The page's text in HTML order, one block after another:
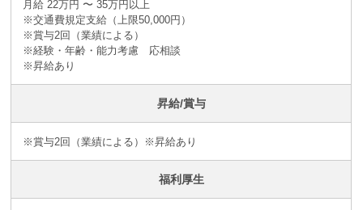
月給 22万円 〜 35万円以上
※交通費規定支給（上限50,000円）
※賞与2回（業績による）
※経験・年齢・能力考慮 応相談
※昇給あり
昇給/賞与
※賞与2回（業績による）※昇給あり
福利厚生